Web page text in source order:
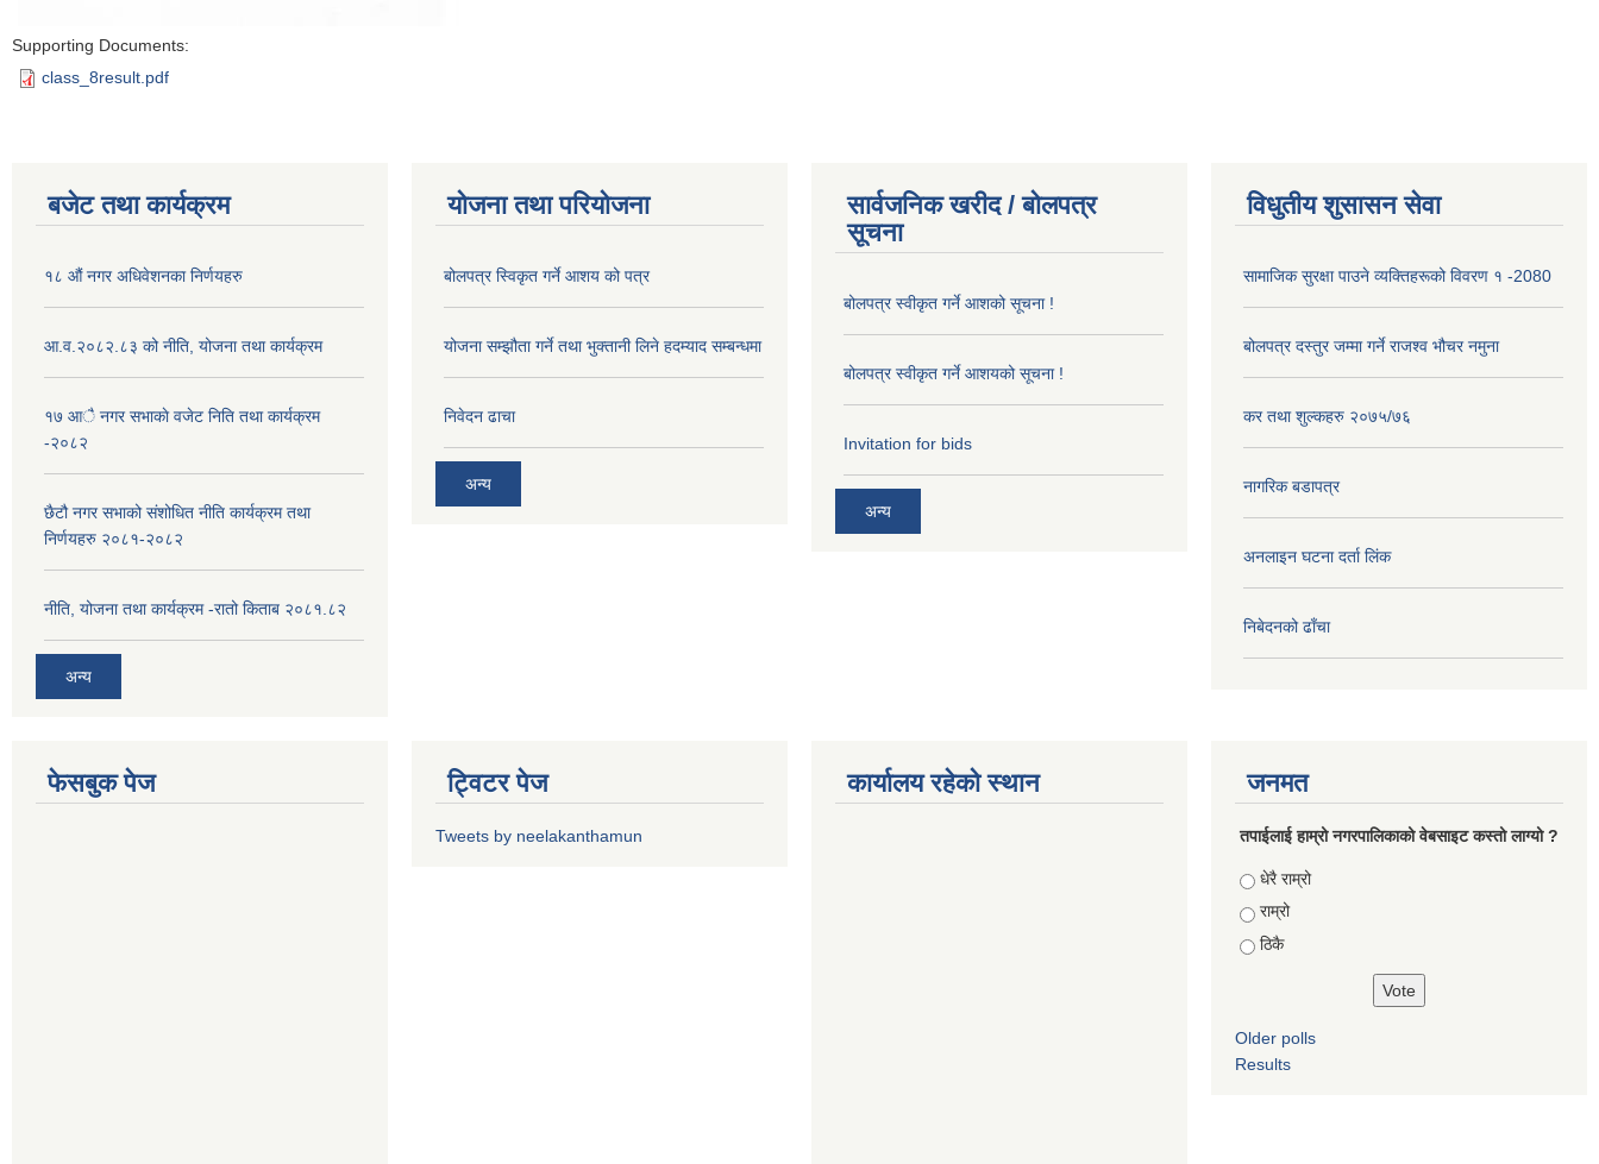
Supporting Documents:
class_8result.pdf
बजेट तथा कार्यक्रम
१८ औं नगर अधिवेशनका निर्णयहरु
आ.व.२०८२.८३ को नीति, योजना तथा कार्यक्रम
१७ आै नगर सभाकाे वजेट निति तथा कार्यक्रम
-२०८२
छैटौ नगर सभाको संशोधित नीति कार्यक्रम तथा
निर्णयहरु २०८१-२०८२
नीति, योजना तथा कार्यक्रम -रातो किताब २०८१.८२
अन्य
योजना तथा परियोजना
बोलपत्र स्विकृत गर्ने आशय को पत्र
योजना सम्झौता गर्ने तथा भुक्तानी लिने हदम्याद सम्बन्धमा
निवेदन ढाचा
अन्य
सार्वजनिक खरीद / बोलपत्र
सूचना
बोलपत्र स्वीकृत गर्ने आशको सूचना !
बोलपत्र स्वीकृत गर्ने आशयको सूचना !
Invitation for bids
अन्य
विधुतीय शुसासन सेवा
सामाजिक सुरक्षा पाउने व्यक्तिहरूको विवरण १ -2080
बोलपत्र दस्तुर जम्मा गर्ने राजश्व भौचर नमुना
कर तथा शुल्कहरु २०७५/७६
नागरिक बडापत्र
अनलाइन घटना दर्ता लिंक
निबेदनको ढाँचा
फेसबुक पेज ट्विटर पेज
Tweets by neelakanthamun
कार्यालय रहेको स्थान जनमत
तपाईलाई हाम्रो नगरपालिकाको वेबसाइट कस्तो लाग्यो ?
Choices
धेरै राम्रो
राम्रो
ठिकै
Older polls
Results